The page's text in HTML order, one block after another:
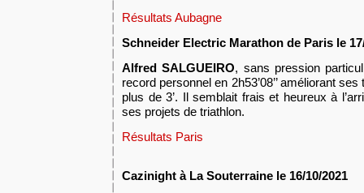
Résultats Aubagne
Schneider Electric Marathon de Paris le
Alfred SALGUEIRO, sans pression
record personnel en 2h53’08’’améliorant ses
plus de 3’. Il semblait fraiset heureuxà
ses projets de triathlon.
Résultats Paris
Cazinight à La Souterraine le 16/10/2021